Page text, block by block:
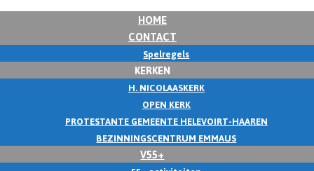
HOME
CONTACT
Spelregels
KERKEN
H. NICOLAASKERK
OPEN KERK
PROTESTANTE GEMEENTE HELEVOIRT-HAAREN
BEZINNINGSCENTRUM EMMAUS
V55+